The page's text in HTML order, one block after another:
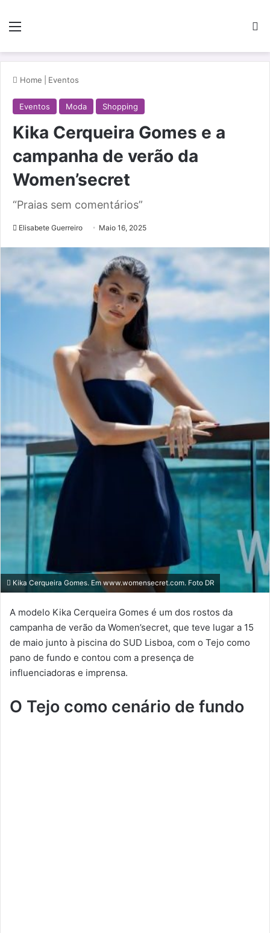
Menu
Home Eventos
Eventos Moda Shopping
Kika Cerqueira Gomes e a
campanha de verão da
Women’secret
“Praias sem comentários”
Elisabete Guerreiro Maio 16, 2025
Kika Cerqueira Gomes. Em www.womensecret.com. Foto DR
A modelo Kika Cerqueira Gomes é um dos rostos da
campanha de verão da Women’secret, que teve lugar a 15
de maio junto à piscina do SUD Lisboa, com o Tejo como
pano de fundo e contou com a presença de
influenciadoras e imprensa.
O Tejo como cenário de fundo